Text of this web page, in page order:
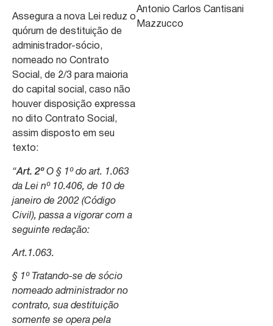
Assegura a nova Lei reduz o
quórum de destituição de
administrador-sócio,
nomeado no Contrato
Social, de 2/3 para maioria
do capital social, caso não
houver disposição expressa
no dito Contrato Social,
assim disposto em seu
texto:
“Art. 2ºO § 1º do art. 1.063
da Lei nº 10.406, de 10 de
janeiro de 2002 (Código
Civil), passa a vigorar com a
seguinte redação:
Art.1.063.
§ 1º Tratando-se de sócio
nomeado administrador no
contrato, sua destituição
somente se opera pela
Antonio Carlos Cantisani
Mazzucco